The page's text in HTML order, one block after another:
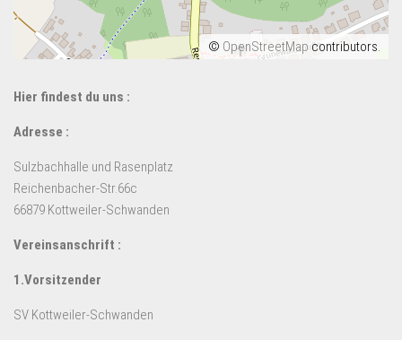
© OpenStreetMapcontributors.
Hier findest du uns :
Adresse :
Sulzbachhalle und Rasenplatz
Reichenbacher-Str.66c
66879 Kottweiler-Schwanden
Vereinsanschrift :
1.Vorsitzender
SV Kottweiler-Schwanden